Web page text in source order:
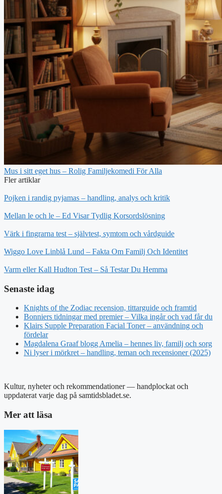
Mus i sitt eget hus – Rolig Familjekomedi För Alla
Fler artiklar
Pojken i randig pyjamas – handling, analys och kritik
Mellan le och le – Ed Visar Tydlig Korsordslösning
Värk i fingrarna test – självtest, symtom och vårdguide
Wiggo Love Linblå Lund – Fakta Om Familj Och Identitet
Varm eller Kall Hudton Test – Så Testar Du Hemma
Senaste idag
Knights of the Zodiac recension, tittarguide och framtid
Bonniers tidningar med premier – Vilka ingår och vad får du
Klairs Supple Preparation Facial Toner – användning och
fördelar
Magdalena Graaf blogg Amelia – hennes liv, familj och sorg
Ni lyser i mörkret – handling, teman och recensioner (2025)
Kultur, nyheter och rekommendationer — handplockat och
uppdaterat varje dag på samtidsbladet.se.
Mer att läsa